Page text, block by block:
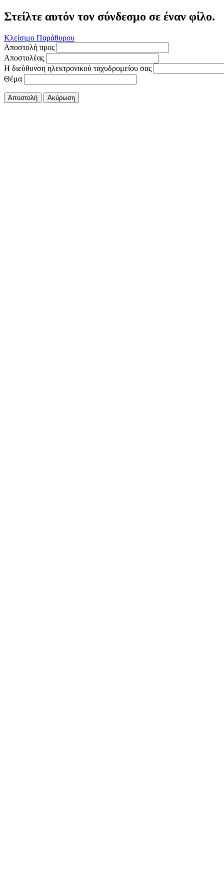
Στείλτε αυτόν τον σύνδεσμο σε έναν φίλο.
Κλείσιμο Παράθυρου
Αποστολή προς
Αποστολέας
Η διεύθυνση ηλεκτρονικού ταχυδρομείου σας
Θέμα
Αποστολή Ακύρωση